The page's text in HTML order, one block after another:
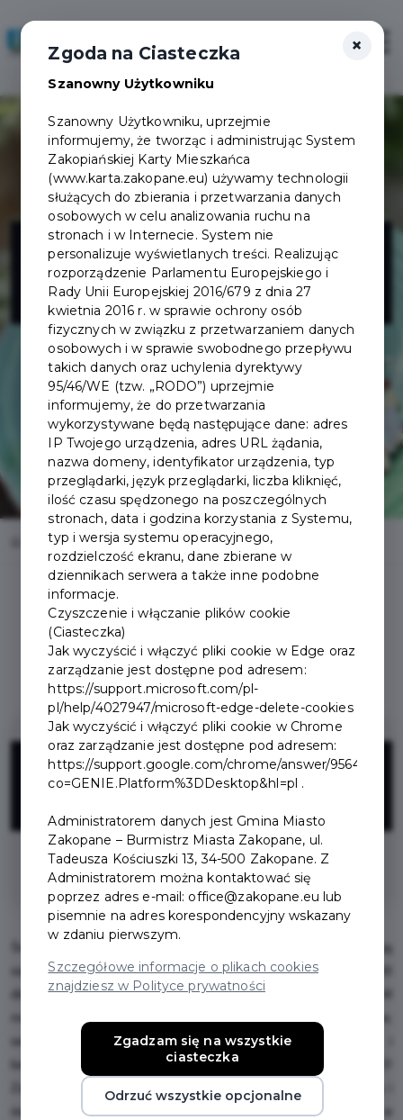
Kawiarnia
Filiżanki
Home Oferty Kawiarnia Filiżanki
Regulamin i warunki
10%
ZNIŻKI
na całe menu
Śniadania PRZEZ CAŁY DZIEŃ Bo nasze poranki rozpoczynają
się o różnych godzinach! Dlatego codziennie od 8:00 do 17:00
dbamy o Wasze szczęśliwe żołądki i zachwycone podniebienia! W
menu znajdziecie obłędnie pyszne propozycje dla mięsożerców,
wegetarian, wegan oraz osób na diecie bezglutenowej i
bezcukrowej. Przemiło i kameralnie, BO KOCHAMY LUDZI!
Zadbałyśmy nie tylko o doskonałe jedzenie, fantastyczną kawę i
świetny wybór herbat, ale również o przepiękne, dopracowane w
×
Zgoda na Ciasteczka
Szanowny Użytkowniku
Szanowny Użytkowniku, uprzejmie
informujemy, że tworząc i administrując System
Zakopiańskiej Karty Mieszkańca
(www.karta.zakopane.eu) używamy technologii
służących do zbierania i przetwarzania danych
osobowych w celu analizowania ruchu na
stronach i w Internecie. System nie
personalizuje wyświetlanych treści. Realizując
rozporządzenie Parlamentu Europejskiego i
Rady Unii Europejskiej 2016/679 z dnia 27
kwietnia 2016 r. w sprawie ochrony osób
fizycznych w związku z przetwarzaniem danych
osobowych i w sprawie swobodnego przepływu
takich danych oraz uchylenia dyrektywy
95/46/WE (tzw. „RODO”) uprzejmie
informujemy, że do przetwarzania
wykorzystywane będą następujące dane: adres
IP Twojego urządzenia, adres URL żądania,
nazwa domeny, identyfikator urządzenia, typ
przeglądarki, język przeglądarki, liczba kliknięć,
ilość czasu spędzonego na poszczególnych
stronach, data i godzina korzystania z Systemu,
typ i wersja systemu operacyjnego,
rozdzielczość ekranu, dane zbierane w
dziennikach serwera a także inne podobne
informacje.
Czyszczenie i włączanie plików cookie
(Ciasteczka)
Jak wyczyścić i włączyć pliki cookie w Edge oraz
zarządzanie jest dostępne pod adresem:
https://support.microsoft.com/pl-
pl/help/4027947/microsoft-edge-delete-cookies
Jak wyczyścić i włączyć pliki cookie w Chrome
oraz zarządzanie jest dostępne pod adresem:
https://support.google.com/chrome/answer/95647?
co=GENIE.Platform%3DDesktop&hl=pl .
Administratorem danych jest Gmina Miasto
Zakopane – Burmistrz Miasta Zakopane, ul.
Tadeusza Kościuszki 13, 34-500 Zakopane. Z
Administratorem można kontaktować się
poprzez adres e-mail: office@zakopane.eu lub
pisemnie na adres korespondencyjny wskazany
w zdaniu pierwszym.
Szczegółowe informacje o plikach cookies
znajdziesz w Polityce prywatności
Zgadzam się na wszystkie
ciasteczka
Odrzuć wszystkie opcjonalne